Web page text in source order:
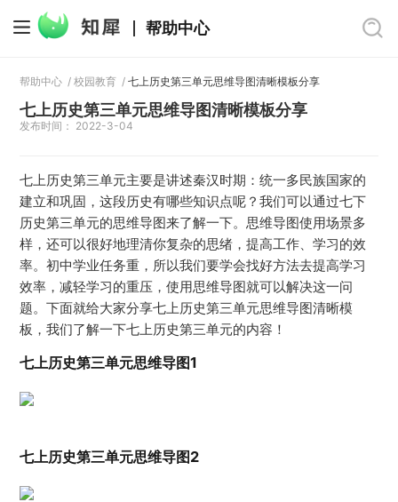
帮助中心
帮助中心 /校园教育 /七上历史第三单元思维导图清晰模板分享
七上历史第三单元思维导图清晰模板分享
发布时间： 2022-3-04
七上历史第三单元主要是讲述秦汉时期：统一多民族国家的
建立和巩固，这段历史有哪些知识点呢？我们可以通过七下
历史第三单元的思维导图来了解一下。思维导图使用场景多
样，还可以很好地理清你复杂的思绪，提高工作、学习的效
率。初中学业任务重，所以我们要学会找好方法去提高学习
效率，减轻学习的重压，使用思维导图就可以解决这一问
题。下面就给大家分享七上历史第三单元思维导图清晰模
板，我们了解一下七上历史第三单元的内容！
七上历史第三单元思维导图1
七上历史第三单元思维导图2